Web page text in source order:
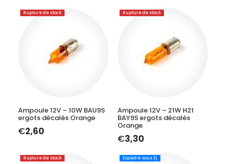
Ampoule 12V – 10W BAU9S
ergots décalés Orange
€2,60
Rupture de stock
Ampoule 12V – 21W H21
BAY9S ergots décalés
Orange
€3,30
Rupture de stock
Rupture de stock Expédié sous 3j